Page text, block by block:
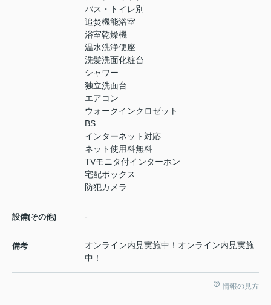
バス・トイレ別
追焚機能浴室
浴室乾燥機
温水洗浄便座
洗髪洗面化粧台
シャワー
独立洗面台
エアコン
ウォークインクロゼット
BS
インターネット対応
ネット使用料無料
TVモニタ付インターホン
宅配ボックス
防犯カメラ
設備(その他) -
備考
オンライン内見実施中！オンライン内見実施
中！
情報の見方